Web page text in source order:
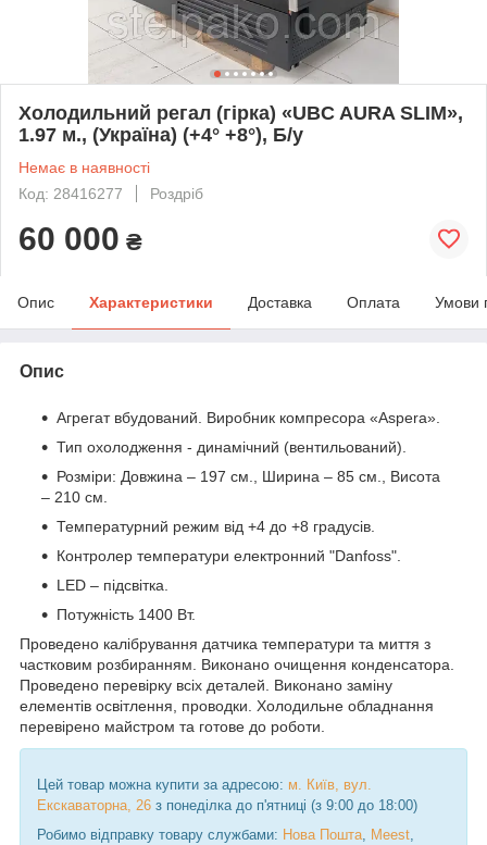
Холодильний регал (гірка) «UBC AURA SLIM»,
1.97 м., (Україна) (+4° +8°), Б/у
Немає в наявності
Код: 28416277
Роздріб
60 000 ₴
Опис Характеристики Доставка Оплата Умови
Опис
Агрегат вбудований. Виробник компресора «Aspera».
Тип охолодження - динамічний (вентильований).
Розміри: Довжина – 197 см., Ширина – 85 см., Висота
– 210 см.
Температурний режим від +4 до +8 градусів.
Контролер температури електронний "Danfoss".
LED – підсвітка.
Потужність 1400 Вт.
Проведено калібрування датчика температури та миття з
частковим розбиранням. Виконано очищення конденсатора.
Проведено перевірку всіх деталей. Виконано заміну
елементів освітлення, проводки. Холодильне обладнання
перевірено майстром та готове до роботи.
Цей товар можна купити за адресою: м. Київ, вул.
Екскаваторна, 26 з понеділка до п'ятниці (з 9:00 до 18:00)
Робимо відправку товару службами: Нова Пошта Meest